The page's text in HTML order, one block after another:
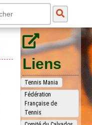
Liens
Tennis Mania
Fédération
Française de
Tennis